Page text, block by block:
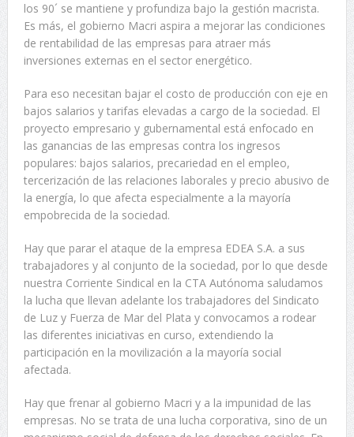
los 90´ se mantiene y profundiza bajo la gestión macrista.
Es más, el gobierno Macri aspira a mejorar las condiciones
de rentabilidad de las empresas para atraer más
inversiones externas en el sector energético.
Para eso necesitan bajar el costo de producción con eje en
bajos salarios y tarifas elevadas a cargo de la sociedad. El
proyecto empresario y gubernamental está enfocado en
las ganancias de las empresas contra los ingresos
populares: bajos salarios, precariedad en el empleo,
tercerización de las relaciones laborales y precio abusivo de
la energía, lo que afecta especialmente a la mayoría
empobrecida de la sociedad.
Hay que parar el ataque de la empresa EDEA S.A. a sus
trabajadores y al conjunto de la sociedad, por lo que desde
nuestra Corriente Sindical en la CTA Autónoma saludamos
la lucha que llevan adelante los trabajadores del Sindicato
de Luz y Fuerza de Mar del Plata y convocamos a rodear
las diferentes iniciativas en curso, extendiendo la
participación en la movilización a la mayoría social
afectada.
Hay que frenar al gobierno Macri y a la impunidad de las
empresas. No se trata de una lucha corporativa, sino de un